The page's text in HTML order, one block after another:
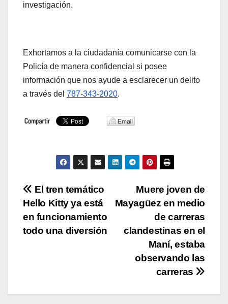
investigación.
Exhortamos a la ciudadanía comunicarse con la
Policía de manera confidencial si posee
información que nos ayude a esclarecer un delito
a través del 787-343-2020.
Navegación
de
entradas
Muere joven de
Mayagüez en medio
de carreras
clandestinas en el
Maní, estaba
observando las
carreras
El tren temático
Hello Kitty ya está
en funcionamiento
todo una diversión